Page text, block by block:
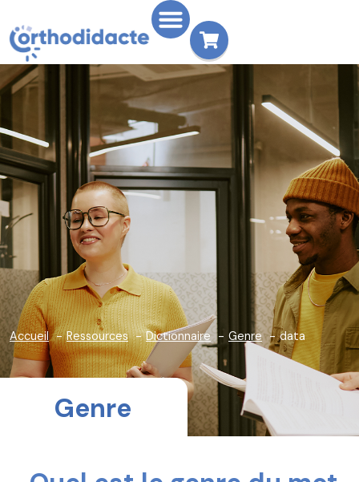
Accueil Ressources Dictionnaire Genre data
Genre